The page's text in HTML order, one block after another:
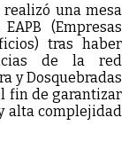
una mesa
(Empresas
tras haber
de la red
y Dosquebradas
fin de garantizar
alta complejidad